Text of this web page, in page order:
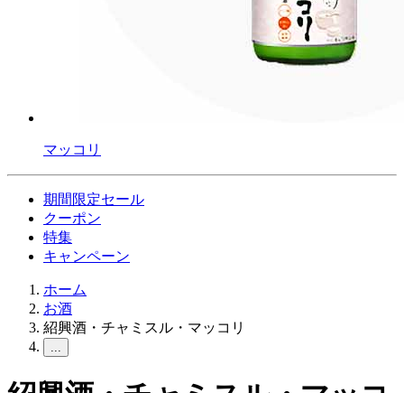
マッコリ
期間限定セール
クーポン
特集
キャンペーン
ホーム
お酒
紹興酒・チャミスル・マッコリ
...